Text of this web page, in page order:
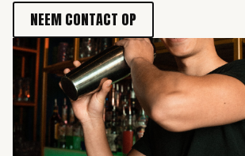
NEEM CONTACT OP